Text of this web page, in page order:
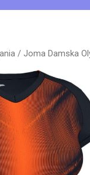
/ Joma Damska